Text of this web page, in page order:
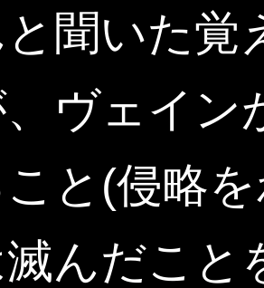
と聞いた覚
ヴェイン
と(侵略
んだこと